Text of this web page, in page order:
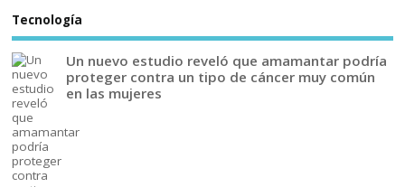
Tecnología
Un nuevo estudio reveló que amamantar podría
proteger contra un tipo de cáncer muy común
en las mujeres